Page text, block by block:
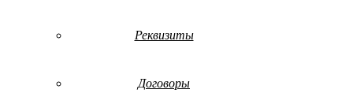
Реквизиты
Договоры